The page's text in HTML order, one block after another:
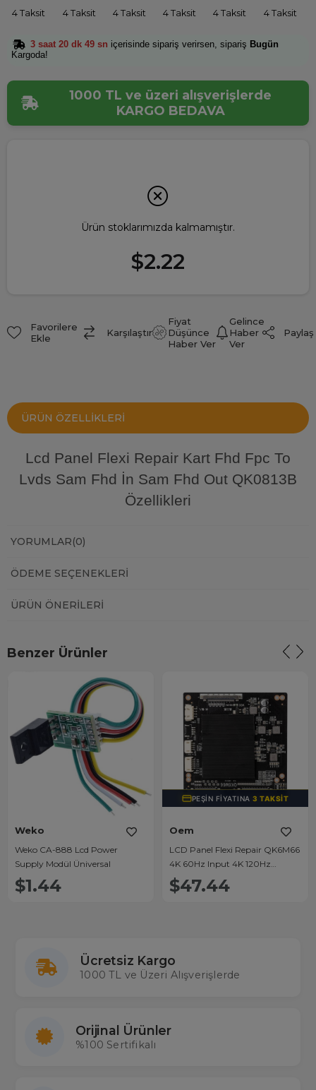
4 Taksit 4 Taksit 4 Taksit 4 Taksit 4 Taksit 4 Taksit
3 saat 20 dk 49 sn içerisinde sipariş verirsen, sipariş Bugün
Kargoda!
1000 TL ve üzeri alışverişlerde
KARGO BEDAVA
Ürün stoklarımızda kalmamıştır.
$2.22
Favorilere
Ekle
Karşılaştır
Fiyat
Düşünce
Haber Ver
Gelince
Haber
Ver
Paylaş
ÜRÜN ÖZELLIKLERI
Lcd Panel Flexi Repair Kart Fhd Fpc To
Lvds Sam Fhd İn Sam Fhd Out QK0813B
Özellikleri
YORUMLAR(0)
ÖDEME SEÇENEKLERI
ÜRÜN ÖNERILERI
Benzer Ürünler
Weko
Weko CA-888 Lcd Power
Supply Modül Üniversal
$1.44
PEŞIN FIYATINA3 TAKSIT
Oem
LCD Panel Flexi Repair QK6M66
4K 60Hz Input 4K 120Hz
Output
$47.44
Ücretsiz Kargo
1000 TL ve Üzeri Alışverişlerde
Orijinal Ürünler
%100 Sertifikalı